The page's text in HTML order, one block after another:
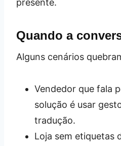
presente.
Quando a
Alguns cenários
Vendedor que fala
solução é usar
tradução.
Loja sem etiquetas